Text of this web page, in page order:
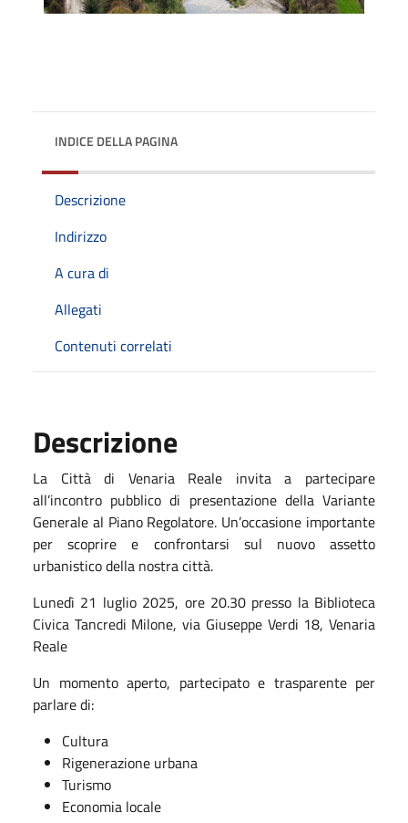
INDICE DELLA PAGINA
Descrizione
Indirizzo
A cura di
Allegati
Contenuti correlati
Descrizione
La Città di Venaria Reale invita a partecipare
all’incontro pubblico di presentazione della Variante
Generale al Piano Regolatore. Un’occasione importante
per scoprire e confrontarsi sul nuovo assetto
urbanistico della nostra città.
Lunedì 21 luglio 2025, ore 20.30 presso la Biblioteca
Civica Tancredi Milone, via Giuseppe Verdi 18, Venaria
Reale
Un momento aperto, partecipato e trasparente per
parlare di:
Cultura
Rigenerazione urbana
Turismo
Economia locale